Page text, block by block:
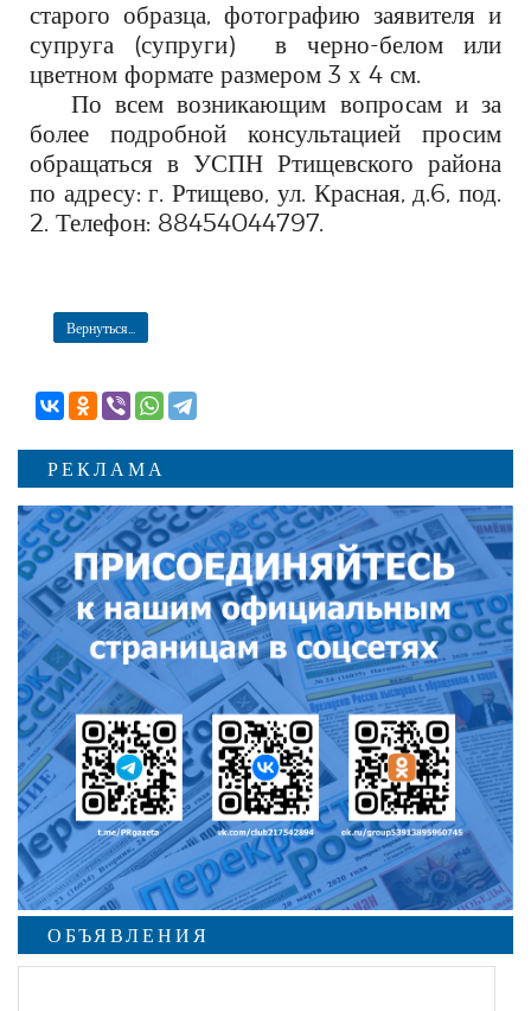
старого образца, фотографию заявителя и
супруга (супруги)в черно-белом или
цветном формате размером 3 х 4 см.
По всем возникающим вопросам и за
более подробной консультацией просим
обращаться в УСПН Ртищевского района
по адресу: г. Ртищево, ул. Красная, д.6, под.
2. Телефон: 88454044797.
Вернуться...
РЕКЛАМА
ОБЪЯВЛЕНИЯ